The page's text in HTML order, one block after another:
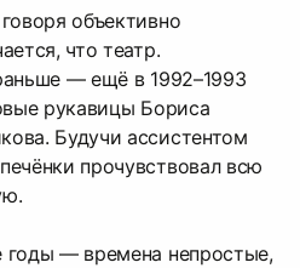
объективно
что театр.
— ещё в 1992–1993
рукавицы Бориса
Будучи ассистентом
прочувствовал всю
годы — времена непростые,